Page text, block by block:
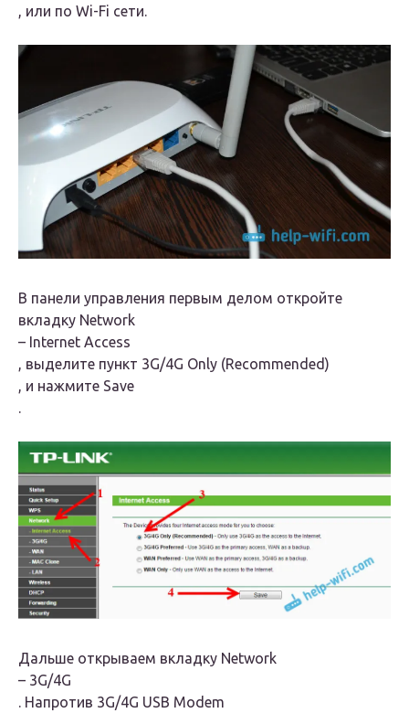
, или по Wi-Fi сети.
В панели управления первым делом откройте
вкладку Network
– Internet Access
, выделите пункт 3G/4G Only (Recommended)
, и нажмите Save
.
Дальше открываем вкладку Network
– 3G/4G
. Напротив 3G/4G USB Modem